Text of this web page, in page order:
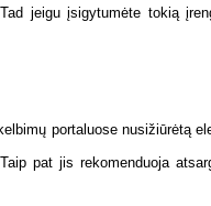
jeigu įsigytumėte tokią
portaluose nusižiūrėtą
pat jis rekomenduoja